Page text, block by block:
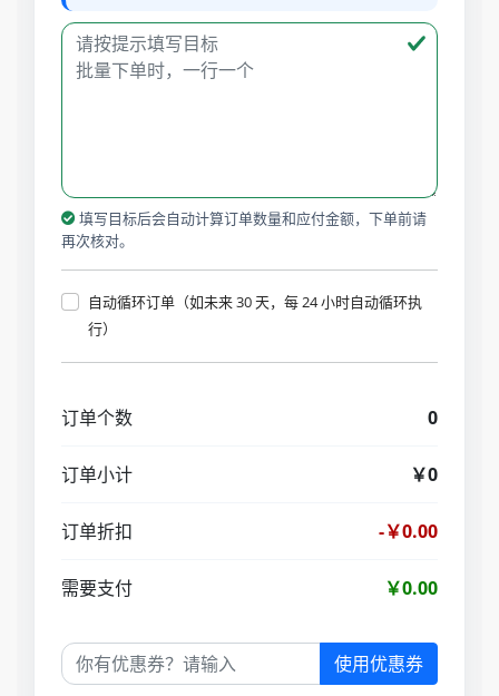
填写目标后会自动计算订单数量和应付金额，下单前请
再次核对。
自动循环订单（如未来 30 天，每 24 小时自动循环执
行）
订单个数 0
订单小计 ￥0
订单折扣 -￥0.00
需要支付 ￥0.00
使用优惠券